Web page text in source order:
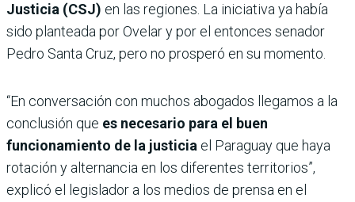
Justicia (CSJ) en las regiones. La iniciativa ya había
sido planteada por Ovelar y por el entonces senador
Pedro Santa Cruz, pero no prosperó en su momento.
“En conversación con muchos abogados llegamos a la
conclusión que es necesario para el buen
funcionamiento de la justicia el Paraguay que haya
rotación y alternancia en los diferentes territorios”,
explicó el legislador a los medios de prensa en el